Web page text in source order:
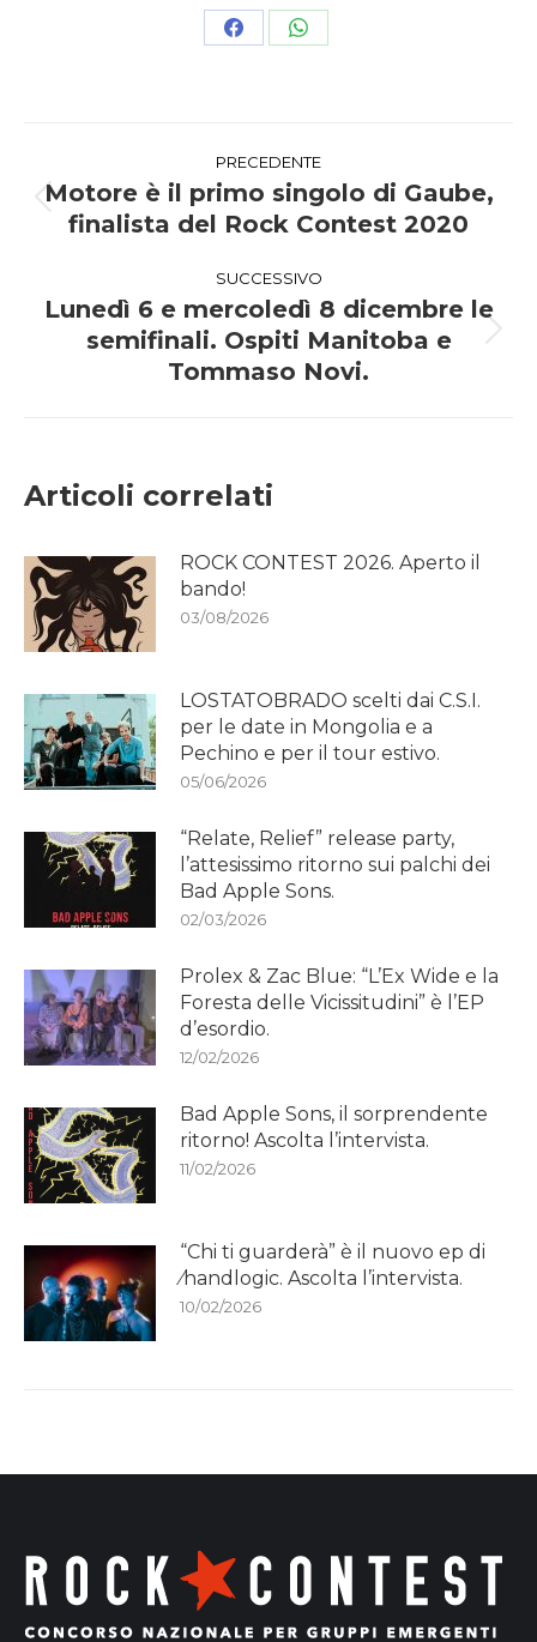
CondividiCondividi
tra
post
PRECEDENTE
Post
precedente:
Motore è il primo singolo di Gaube,
finalista del Rock Contest 2020
SUCCESSIVO
Prossimo
post:
Lunedì 6 e mercoledì 8 dicembre le
semifinali. Ospiti Manitoba e
Tommaso Novi.
Articoli correlati
ROCK CONTEST 2026. Aperto il
bando!
03/08/2026
LOSTATOBRADO scelti dai C.S.I.
per le date in Mongolia e a
Pechino e per il tour estivo.
05/06/2026
“Relate, Relief” release party,
l’attesissimo ritorno sui palchi dei
Bad Apple Sons.
02/03/2026
Prolex & Zac Blue: “L’Ex Wide e la
Foresta delle Vicissitudini” è l’EP
d’esordio.
12/02/2026
Bad Apple Sons, il sorprendente
ritorno! Ascolta l’intervista.
11/02/2026
“Chi ti guarderà” è il nuovo ep di
⁄handlogic. Ascolta l’intervista.
10/02/2026